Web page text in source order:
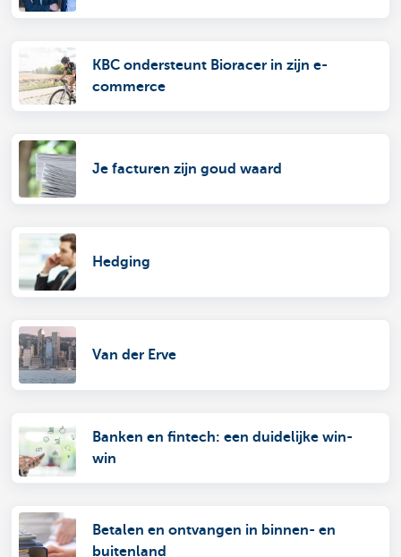
KBC ondersteunt Bioracer in zijn e-
commerce
Je facturen zijn goud waard
Hedging
Van der Erve
Banken en fintech: een duidelijke win-
win
Betalen en ontvangen in binnen- en
buitenland